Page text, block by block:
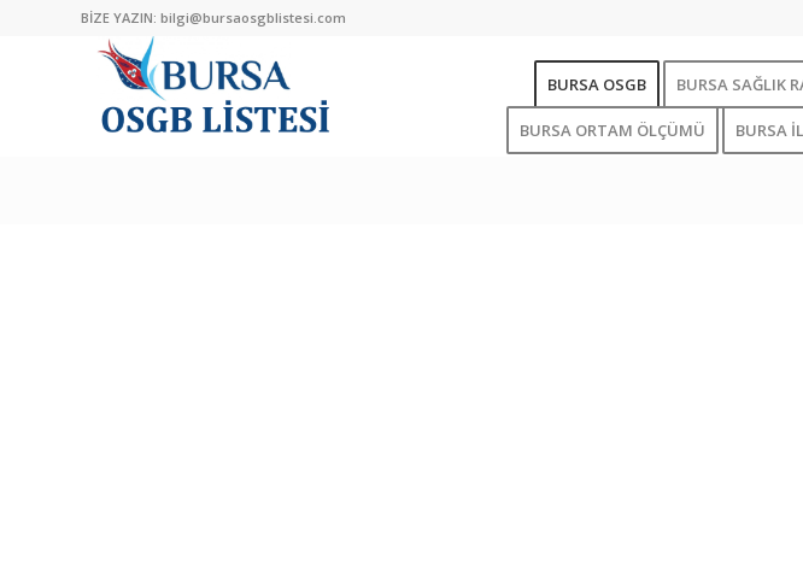
BİZE YAZIN: bilgi@bursaosgblistesi.com
BURSA OSGB BURSA SAĞLIK
BURSA ORTAM ÖLÇÜMÜ BURSA